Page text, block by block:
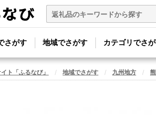
さがす 地域でさがす カテゴリでさ
ト「ふるなび」 地域でさがす 九州地方